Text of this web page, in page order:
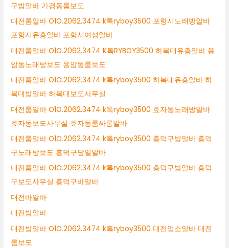
구밤알바 가경동룸보도
대전룸알바 O1O.2062.3474 k톡ryboy3500 포항시노래방알바
포항시유흥알바 포항시여성알바
대전룸알바 O1O.2062.3474 K톡RYBOY3500 하복대유흥알바 용
암동노래방보도 용암동룸보도
대전룸알바 O1O.2062.3474 k톡ryboy3500 하복대유흥알바 하
복대밤알바 하복대보도사무실
대전룸알바 O1O.2062.3474 k톡ryboy3500 효자동노래방알바
효자동보도사무실 효자동룸싸롱알바
대전룸알바 O1O.2062.3474 k톡ryboy3500 흥덕구밤알바 흥덕
구노래방보도 흥덕구당일알바
대전룸알바 O1O.2062.3474 k톡ryboy3500 흥덕구밤알바 흥덕
구보도사무실 흥덕구바알바
대전바알바
대전밤알바
대전밤알바 O1O.2062.3474 k톡ryboy3500 대전업소알바 대전
룸보도